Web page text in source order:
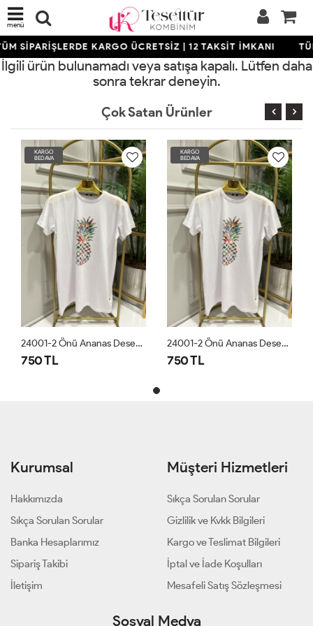
menü
SİPARİŞLERDE KARGO ÜCRETSİZ | 12 TAKSİT İMKANI
İlgili ürün bulunamadı veya satışa kapalı. Lütfen daha
sonra tekrar deneyin.
Çok Satan Ürünler
KARGO
BEDAVA
24001-2 Önü Ananas Desen Yarım Kol Bluz Beyaz
750 TL
KARGO
BEDAVA
24001-2 Önü Ananas Desen Yarım Kol Bluz Beyaz
750 TL
Kurumsal
Hakkımızda
Sıkça Sorulan Sorular
Banka Hesaplarımız
Sipariş Takibi
İletişim
Müşteri Hizmetleri
Sıkça Sorulan Sorular
Gizlilik ve Kvkk Bilgileri
Kargo ve Teslimat Bilgileri
İptal ve İade Koşulları
Mesafeli Satış Sözleşmesi
Sosyal Medya